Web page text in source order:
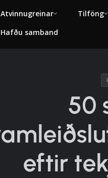
Atvinnugreinar Tilföng
Hafðu samband
50
eftir